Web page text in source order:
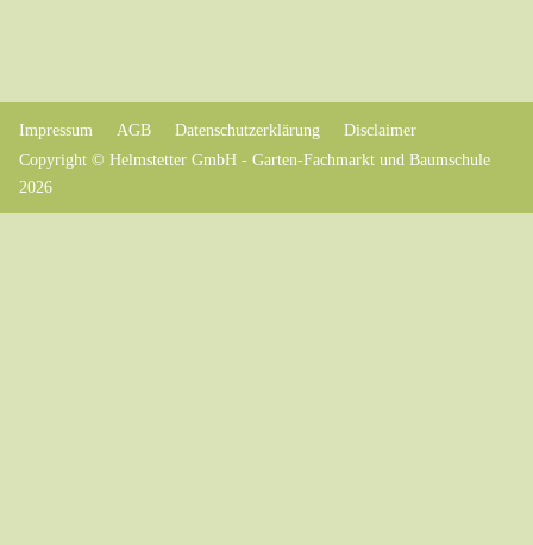
Impressum AGB Datenschutzerklärung
Disclaimer
Copyright © Helmstetter GmbH - Garten-Fachmarkt und Baumschule
2026